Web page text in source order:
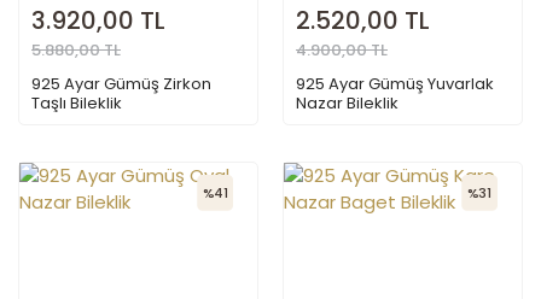
3.920,00 TL
5.880,00 TL
925 Ayar Gümüş Zirkon
Taşlı Bileklik
2.520,00 TL
4.900,00 TL
925 Ayar Gümüş Yuvarlak
Nazar Bileklik
%41 %31